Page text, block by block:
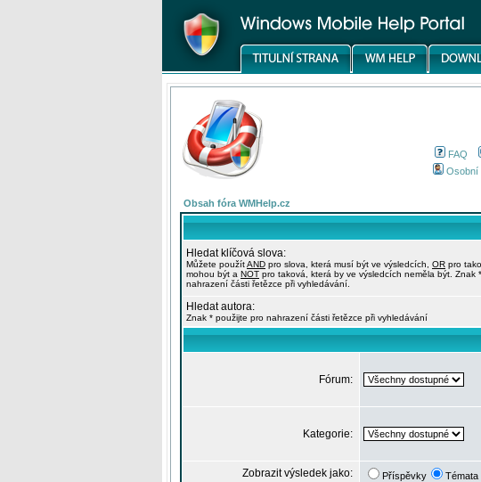
FAQ
Osobní
Obsah fóra WMHelp.cz
Hledat klíčová slova:
Můžete použítAND pro slova, která musí být ve výsledcích, OR pro
mohou být a NOT pro taková, která by ve výsledcích neměla být. Znak
nahrazení části řetězce při vyhledávání.
Hledat autora:
Znak * použijte pro nahrazení části řetězce při vyhledávání
Fórum:
Kategorie:
Zobrazit výsledek jako: Příspěvky Témata